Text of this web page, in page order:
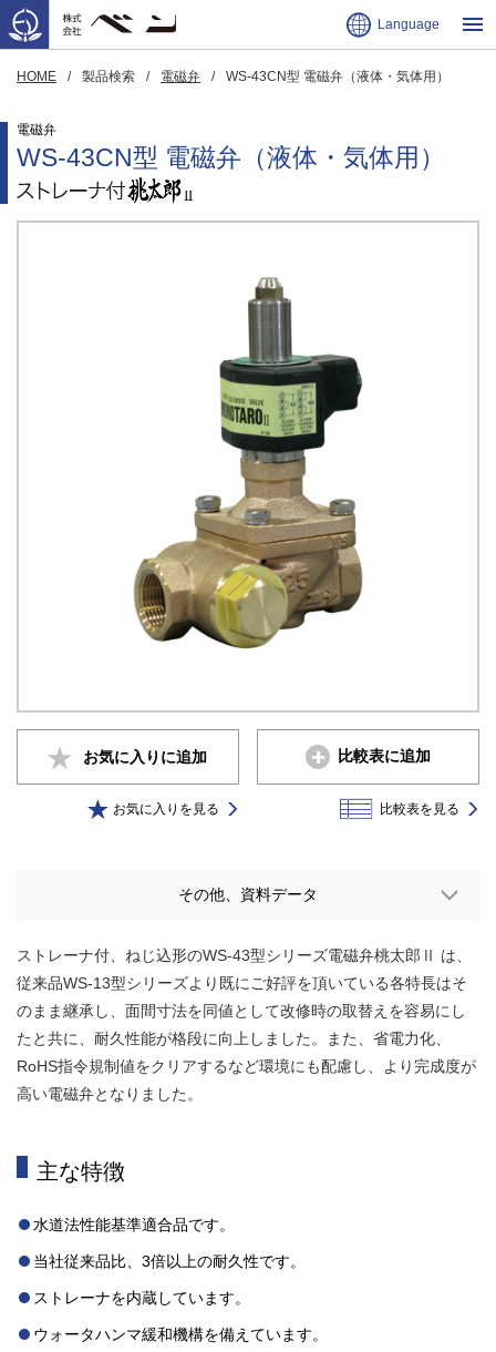
Language
HOME 製品検索 電磁弁 WS-43CN型 電磁弁（液体・気体用）
電磁弁
WS-43CN型 電磁弁（液体・気体用）
お気に入りに追加 比較表に追加
お気に入りを見る 比較表を見る
その他、資料データ
ストレーナ付、ねじ込形のWS-43型シリーズ電磁弁桃太郎Ⅱ は、
従来品WS-13型シリーズより既にご好評を頂いている各特長はそ
のまま継承し、面間寸法を同値として改修時の取替えを容易にし
たと共に、耐久性能が格段に向上しました。また、省電力化、
RoHS指令規制値をクリアするなど環境にも配慮し、より完成度が
高い電磁弁となりました。
主な特徴
水道法性能基準適合品です。
当社従来品比、3倍以上の耐久性です。
ストレーナを内蔵しています。
ウォータハンマ緩和機構を備えています。